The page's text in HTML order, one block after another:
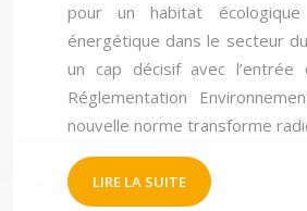
pour un habitat
énergétique dans le secteur
un cap décisif avec
Réglementation
nouvelle norme transforme
LIRE LA SUITE